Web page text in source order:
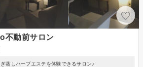
不動前サロン
蒸しハーブエステを体験できるサロン♪